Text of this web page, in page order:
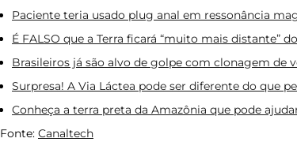
Paciente teria usado plug anal em ressonância
É FALSO que a Terra ficará “muito mais distante”
Brasileiros já são alvo de golpe com clonagem de
Surpresa! A Via Láctea pode ser diferente do que
Conheça a terra preta da Amazônia que pode
Fonte: Canaltech